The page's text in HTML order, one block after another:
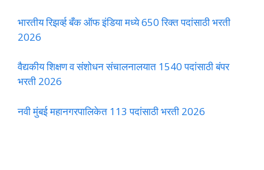
भारतीय रिझर्व्ह बँक ऑफ इंडिया मध्ये 650 रिक्त पदांसाठी भरती
2026
वैद्यकीय शिक्षण व संशोधन संचालनालयात 1540 पदांसाठी बंपर
भरती 2026
नवी मुंबई महानगरपालिकेत 113 पदांसाठी भरती 2026